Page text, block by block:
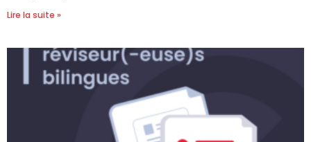
Lire la suite »